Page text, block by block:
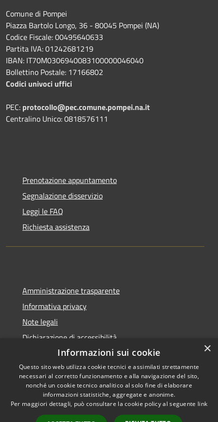
Comune di Pompei
Piazza Bartolo Longo, 36 - 80045 Pompei (NA)
Codice Fiscale: 00495640633
Partita IVA: 01242681219
IBAN: IT70M0306940083100000046040
Bollettino Postale: 17166802
Codici univoci uffici
PEC: protocollo@pec.comune.pompei.na.it
Centralino Unico: 0818576111
Prenotazione appuntamento
Segnalazione disservizio
Leggi le FAQ
Richiesta assistenza
Amministrazione trasparente
Informativa privacy
Note legali
Dichiarazione di accessibilità
Accessibilità
Privacy
Copyright © 2026 • Città di
Pompei • Powered by
Municipium
Accesso
×
Informazioni sui cookie
Questo sito web utilizza cookie tecnici e assimilati strettamente
necessari al corretto funzionamento e alla navigazione del sito,
nonché un cookie tecnico analitico al solo fine di elaborare
informazioni statistiche, aggregate e anonime.
Per maggiori dettagli, può consultare la cookie policy al seguente link